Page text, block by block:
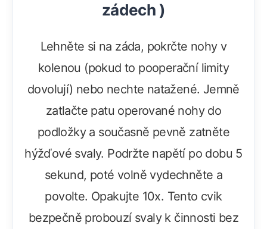
zádech )
Lehněte si na záda, pokrčte nohy v
kolenou (pokud to pooperační limity
dovolují) nebo nechte natažené. Jemně
zatlačte patu operované nohy do
podložky a současně pevně zatněte
hýžďové svaly. Podržte napětí po dobu 5
sekund, poté volně vydechněte a
povolte. Opakujte 10x. Tento cvik
bezpečně probouzí svaly k činnosti bez